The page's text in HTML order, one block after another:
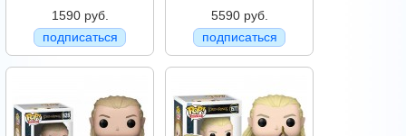
1590 руб.
подписаться
5590 руб.
подписаться